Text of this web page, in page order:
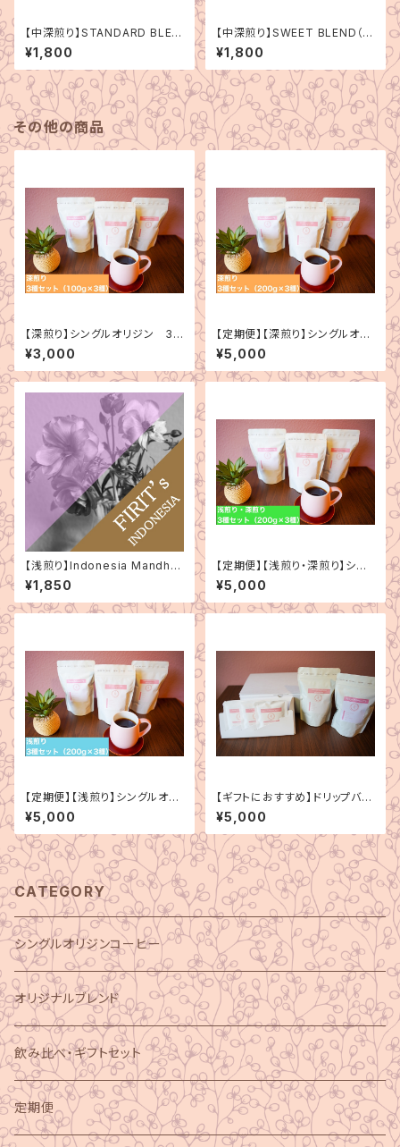
【中深煎り】STANDARD BLEN
D（スタンダードブレンド）150g
¥1,800
【中深煎り】SWEET BLEND（ス
イートブレンド）150g
¥1,800
その他の商品
【深煎り】シングルオリジン 3
種セット（100g×3種）
¥3,000
【定期便】【深煎り】シングルオリ
ジン 3種セット（200g×3種）
¥5,000
【浅煎り】Indonesia Mandhel
ing Bintang Lima（インドネシ
ア マンデリン ビンタンリマ）150
g
¥1,850
【定期便】【浅煎り・深煎り】シン
グルオリジン 3種セット（200g
×3種）
¥5,000
【定期便】【浅煎り】シングルオリ
ジン 3種セット（200g×3種）
¥5,000
【ギフトにおすすめ】ドリップバッ
ク3種＋シングルオリジンコーヒ
ー200g×2種（5000円分）
¥5,000
CATEGORY
シングルオリジンコーヒー
オリジナルブレンド
飲み比べ・ギフトセット
定期便